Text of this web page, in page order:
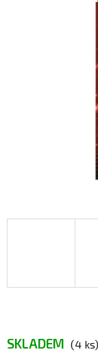
SKLADEM (4 ks)